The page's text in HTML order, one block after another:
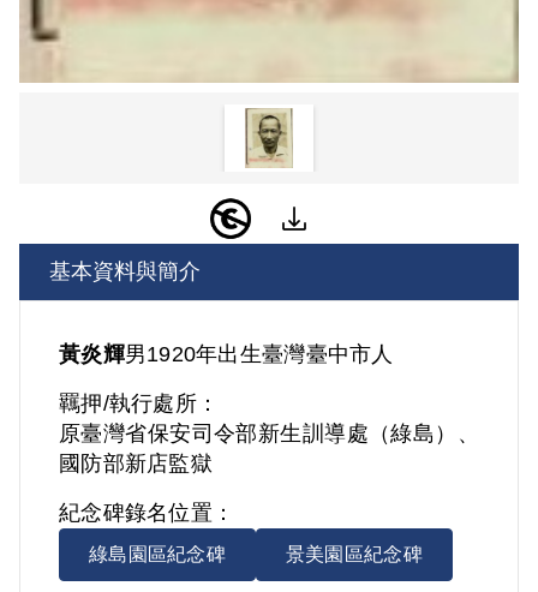
基本資料與簡介
黃炎輝男1920年出生臺灣臺中市人
羈押/執行處所：
原臺灣省保安司令部新生訓導處（綠島）、
國防部新店監獄
紀念碑錄名位置：
綠島園區紀念碑 景美園區紀念碑